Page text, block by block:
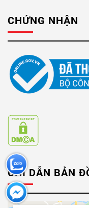
CHỨNG NHẬN
CHỈ DẪN BẢN